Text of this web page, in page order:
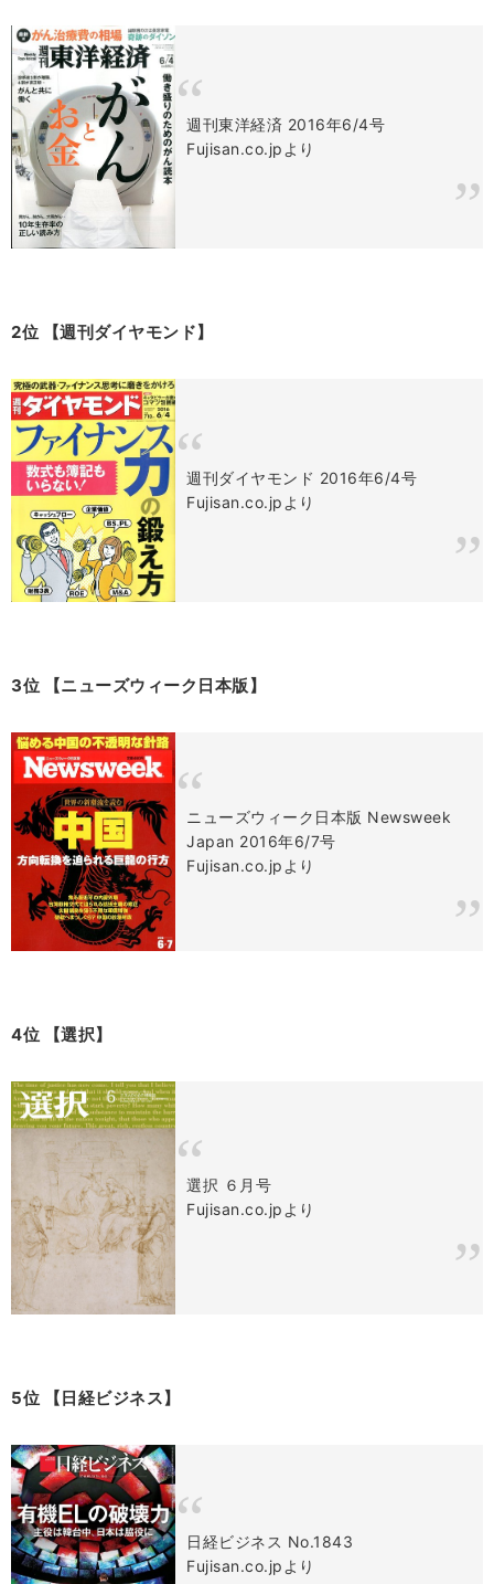
週刊東洋経済 2016年6/4号
Fujisan.co.jpより
2位 【週刊ダイヤモンド】
週刊ダイヤモンド 2016年6/4号
Fujisan.co.jpより
3位 【ニューズウィーク日本版】
ニューズウィーク日本版 Newsweek
Japan 2016年6/7号
Fujisan.co.jpより
4位 【選択】
選択 ６月号
Fujisan.co.jpより
5位 【日経ビジネス】
日経ビジネス No.1843
Fujisan.co.jpより